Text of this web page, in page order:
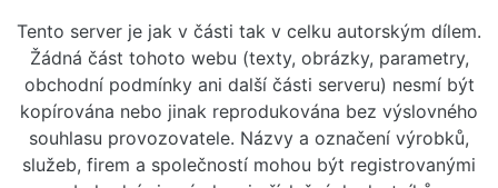
Tento server je jak v části tak v celku autorským dílem.
Žádná část tohoto webu (texty, obrázky, parametry,
obchodní podmínky ani další části serveru) nesmí být
kopírována nebo jinak reprodukována bez výslovného
souhlasu provozovatele. Názvy a označení výrobků,
služeb, firem a společností mohou být registrovanými